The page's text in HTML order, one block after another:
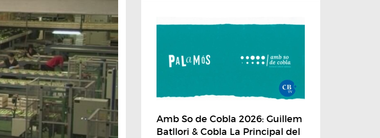
Amb So de Cobla 2026: Guillem
Batllori & Cobla La Principal del